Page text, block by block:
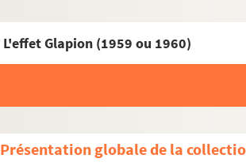
L'effet Glapion (1959 ou 1960)
Présentation globale de la
Les mystères de Paris (1954)
Un cas intéressant (1955)
Doit-on le dire (1955)
Ce diable d'ange (1955)